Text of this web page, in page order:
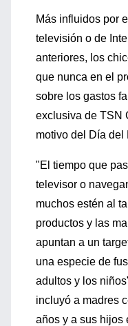
Más influidos por
televisión o de
anteriores, los
que nunca en el
sobre los gastos
exclusiva de TSN
motivo del Día del
"El tiempo que
televisor o
muchos estén al
productos y las
apuntan a un
una especie de
adultos y los
incluyó a madres
años y a sus hijos